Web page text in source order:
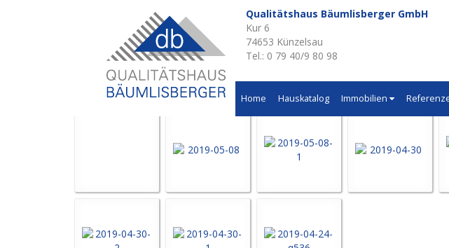
Qualitätshaus Bäumlisberger GmbH
Kur 6
74653 Künzelsau
Tel.: 0 79 40/9 80 98
Home Hauskatalog Immobilien
Aktuelle Baustellen - Q536
Mehrfamilienhaus "Arcadia" in Dörzbach